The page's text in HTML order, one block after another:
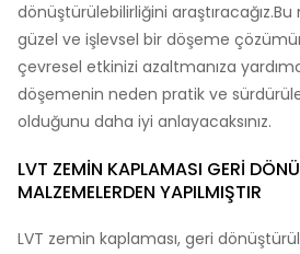
dönüştürülebilirliğini
güzel ve işlevsel bir döşeme
çevresel etkinizi azaltmanıza
döşemenin neden pratik ve
olduğunu daha iyi anlayacaksınız.
LVT ZEMIN KAPLAMASI GERI
MALZEMELERDEN YAPILMIŞTIR
LVT zemin kaplaması, geri